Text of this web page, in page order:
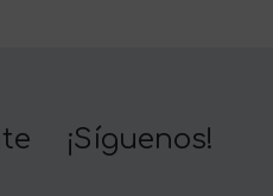
¡Síguenos!